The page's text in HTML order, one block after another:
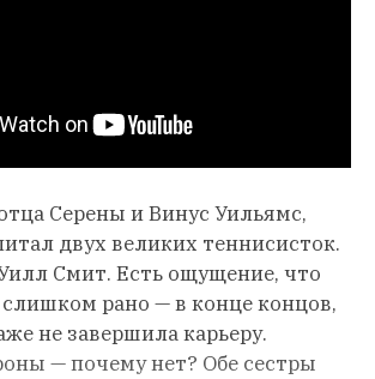
Серены и Винус Уильямс,
двух великих теннисисток.
Смит. Есть ощущение, что
рано — в конце концов,
не завершила карьеру.
— почему нет? Обе сестры